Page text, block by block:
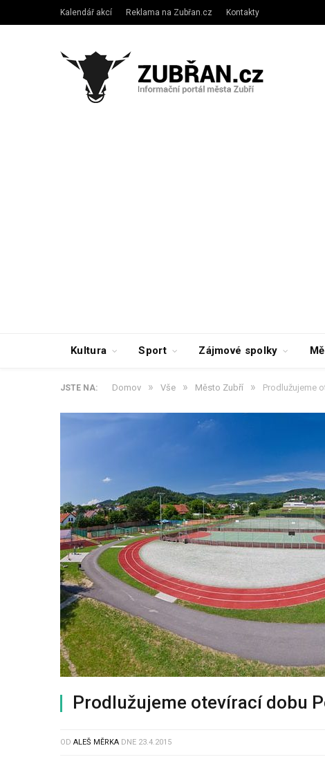
Kalendář akcí Reklama na Zubřan.cz Kontakty
Kultura Sport Zájmové spolky
JSTE NA: Domov » Vše » Město Zubří » Prodlužujeme
Prodlužujeme otevírací dobu
OD ALEŠ MĚRKA DNE 23.4.2015